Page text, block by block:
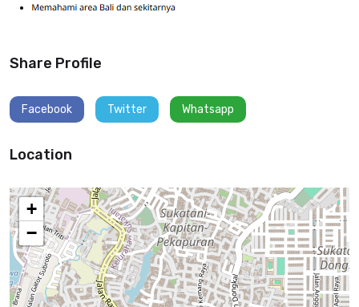
Share Profile
Facebook Twitter Whatsapp
Location
+
−